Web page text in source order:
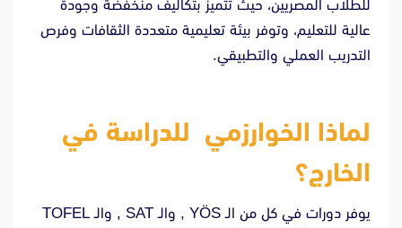
للطلاب المصريين، حيث تتميز بتكاليف منخفضة وجودة
عالية للتعليم، وتوفر بيئة تعليمية متعددة الثقافات وفرص
التدريب العملي والتطبيقي.
لماذا الخوارزمي للدراسة في
الخارج؟
يوفر دورات في كل من الـ YÖS , والـ SAT , والـ TOFEL